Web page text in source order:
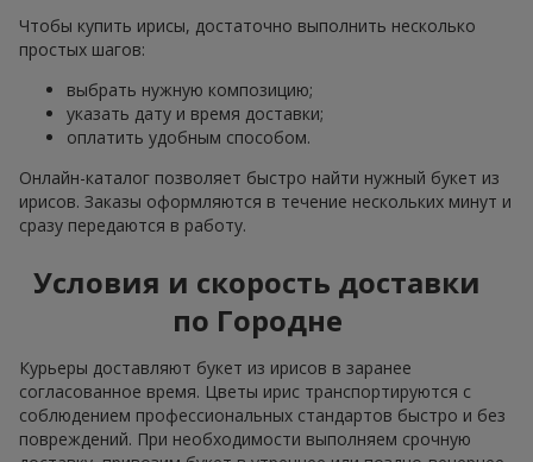
Чтобы купить ирисы, достаточно выполнить несколько
простых шагов:
выбрать нужную композицию;
указать дату и время доставки;
оплатить удобным способом.
Онлайн-каталог позволяет быстро найти нужный букет из
ирисов. Заказы оформляются в течение нескольких минут и
сразу передаются в работу.
Условия и скорость доставки
по Городне
Курьеры доставляют букет из ирисов в заранее
согласованное время. Цветы ирис транспортируются с
соблюдением профессиональных стандартов быстро и без
повреждений. При необходимости выполняем срочную